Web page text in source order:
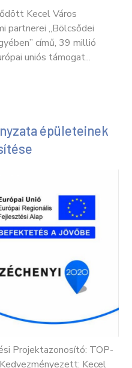
Kecel Város
partnerei „Bölcsődei
című, 39 millió
uniós támogat...
épületeinek
Projektazonosító: TOP-
Kecel